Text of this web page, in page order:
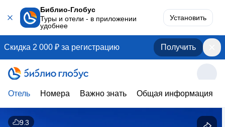
Библио-Глобус
Туры и отели - в приложении
удобнее
Установить
Скидка 2 000 ₽ за регистрацию Получить
Отель Номера Важно знать Общая информация
9.3